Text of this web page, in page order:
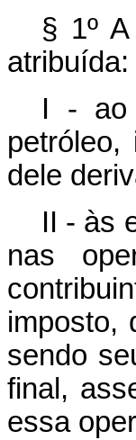
§ 1º
atribuída:
I - ao
dele
II - às
nas
imposto,
sendo
final,
essa